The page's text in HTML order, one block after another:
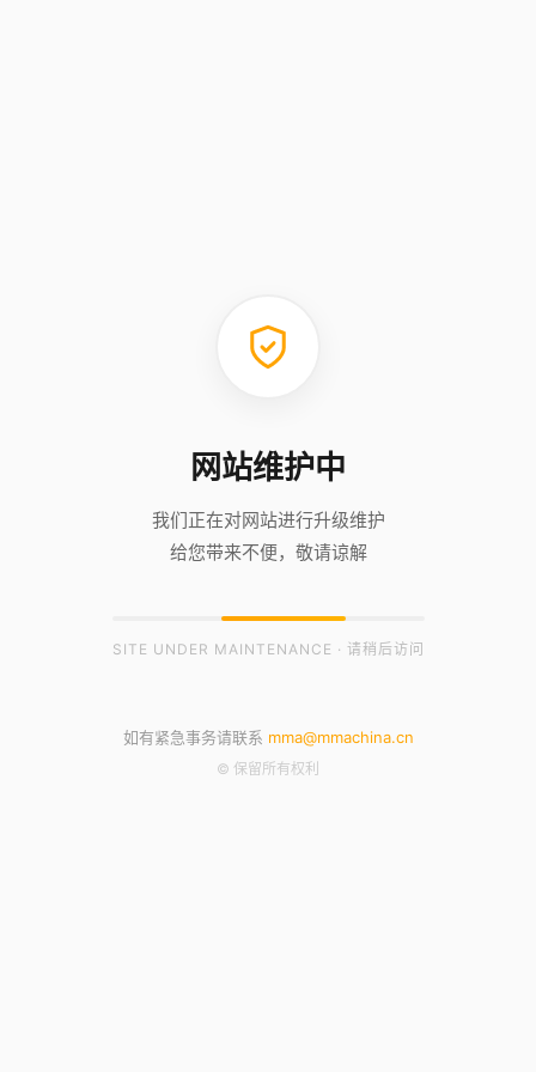
网站维护中
我们正在对网站进行升级维护
给您带来不便，敬请谅解
SITE UNDER MAINTENANCE · 请稍后访问
如有紧急事务请联系 mma@mmachina.cn
© 保留所有权利